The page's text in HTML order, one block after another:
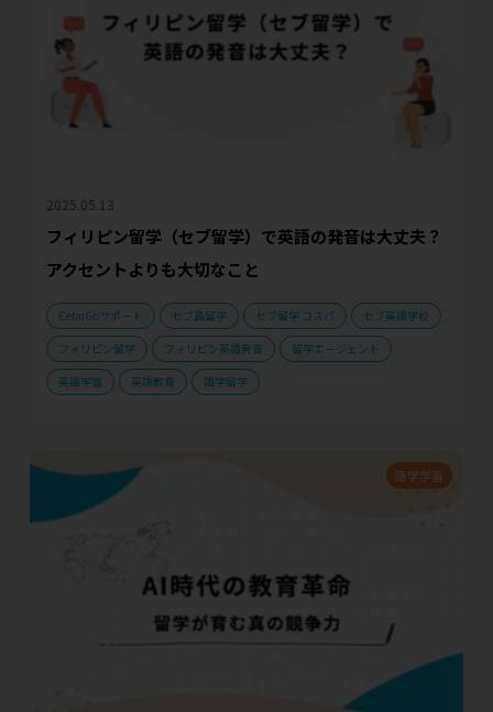
2025.05.13
フィリピン留学（セブ留学）で英語の発音は大丈夫？
アクセントよりも大切なこと
CebuGoサポート セブ島留学 セブ留学 コスパ
セブ英語学校
フィリピン留学
フィリピン英語発音
留学エージェント
英語学習
英語教育 語学留学
語学学習